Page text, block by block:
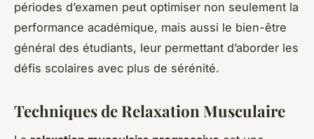
périodes d’examen peut optimiser non seulement la
performance académique, mais aussi le bien-être
général des étudiants, leur permettant d’aborder les
défis scolaires avec plus de sérénité.
Techniques de Relaxation Musculaire